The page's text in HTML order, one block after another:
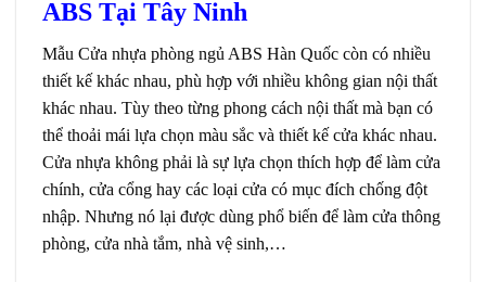
ABS Tại Tây Ninh
Mẫu Cửa nhựa phòng ngủ ABS Hàn Quốc còn có nhiều
thiết kế khác nhau, phù hợp với nhiều không gian nội thất
khác nhau. Tùy theo từng phong cách nội thất mà bạn có
thể thoải mái lựa chọn màu sắc và thiết kế cửa khác nhau.
Cửa nhựa không phải là sự lựa chọn thích hợp để làm cửa
chính, cửa cổng hay các loại cửa có mục đích chống đột
nhập. Nhưng nó lại được dùng phổ biến để làm cửa thông
phòng, cửa nhà tắm, nhà vệ sinh,…